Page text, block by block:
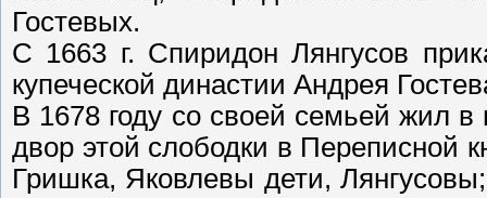
Гостевых.
С 1663 г. Спиридон Лянгусов
купеческой династии Андрея
В 1678 году со своей семьей жил
двор этой слободки в Переписной
Гришка, Яковлевы дети,